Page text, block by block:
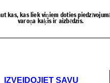
kas, kas liek viņiem doties
varoņa kaķis ir aizbēdzis.
IZVEIDOJIET SAVU